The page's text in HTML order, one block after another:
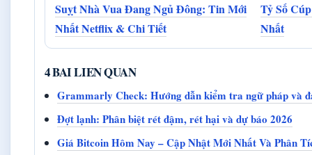
Suỵt Nhà Vua Đang Ngủ Đông: Tin Mới
Nhất Netflix & Chi Tiết
Tỷ Số
Nhất
4 BAI LIEN QUAN
Grammarly Check: Hướng dẫn kiểm tra ngữ pháp và
Đợt lạnh: Phân biệt rét đậm, rét hại và dự báo 2026
Giá Bitcoin Hôm Nay – Cập Nhật Mới Nhất Và Phân